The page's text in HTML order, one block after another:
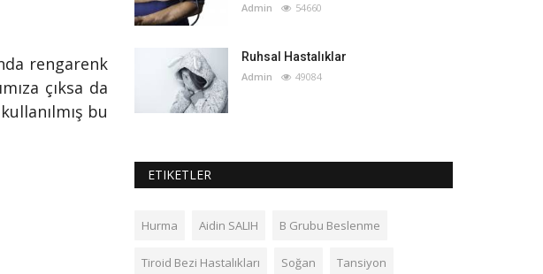
rengarenk
çıksa da
bu
Admin 54660
Ruhsal Hastalıklar
Admin 49084
ETIKETLER
Hurma Aidin SALIH B Grubu Beslenme
Tiroid Bezi Hastalıkları Soğan Tansiyon